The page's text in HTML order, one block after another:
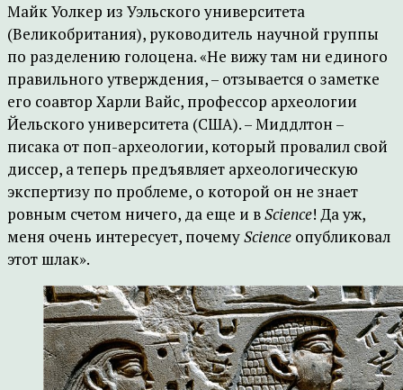
Майк Уолкер из Уэльского университета
(Великобритания), руководитель научной группы
по разделению голоцена. «Не вижу там ни единого
правильного утверждения, – отзывается о заметке
его соавтор Харли Вайс, профессор археологии
Йельского университета (США). – Миддлтон –
писака от поп-археологии, который провалил свой
диссер, а теперь предъявляет археологическую
экспертизу по проблеме, о которой он не знает
ровным счетом ничего, да еще и вScience! Да уж,
меня очень интересует, почемуScience опубликовал
этот шлак».